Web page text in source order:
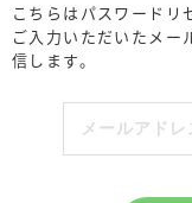
こちらはパスワードリ
ご入力いただいたメー
信します。